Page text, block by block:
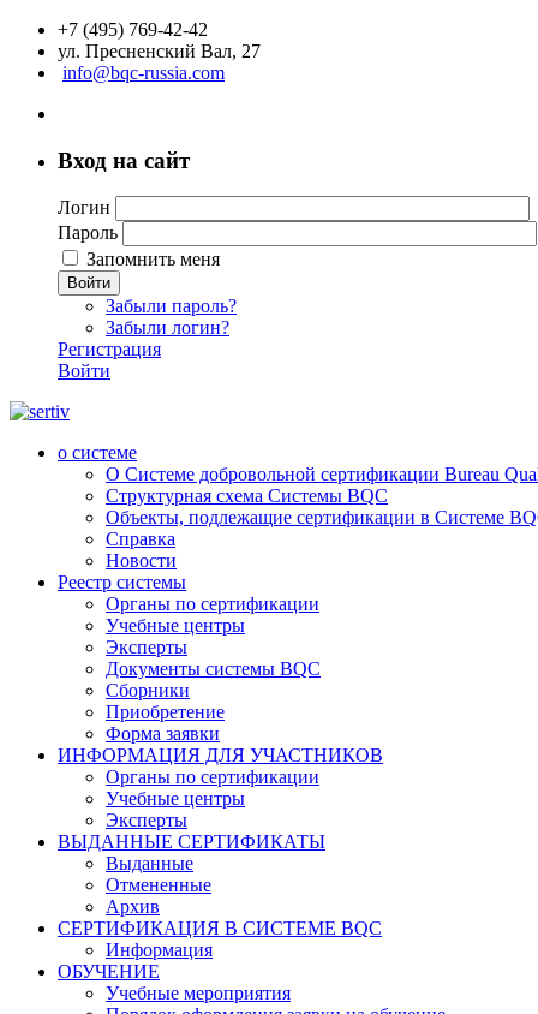
+7 (495) 769-42-42
ул. Пресненский Вал, 27
info@bqc-russia.com
Вход на сайт
Логин
Пароль
Запомнить меня
Войти
Забыли пароль?
Забыли логин?
Регистрация
Войти
о системе
О Системе добровольной сертификации Bureau
Структурная схема Системы BQC
Объекты, подлежащие сертификации в Системе
Справка
Новости
Реестр системы
Органы по сертификации
Учебные центры
Эксперты
Документы системы BQC
Сборники
Приобретение
Форма заявки
ИНФОРМАЦИЯ ДЛЯ УЧАСТНИКОВ
Органы по сертификации
Учебные центры
Эксперты
ВЫДАННЫЕ СЕРТИФИКАТЫ
Выданные
Отмененные
Архив
СЕРТИФИКАЦИЯ В СИСТЕМЕ BQC
Информация
ОБУЧЕНИЕ
Учебные мероприятия